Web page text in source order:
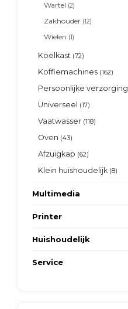
Wartel (2)
Zakhouder (12)
Wielen (1)
Koelkast (72)
Koffiemachines (162)
Persoonlijke verzorging
Universeel (17)
Vaatwasser (118)
Oven (43)
Afzuigkap (62)
Klein huishoudelijk (8)
Multimedia
Printer
Huishoudelijk
Service